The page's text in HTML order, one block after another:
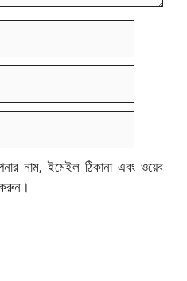
নাম, ইমেইল ঠিকানা এবং ওয়েব
করুন।